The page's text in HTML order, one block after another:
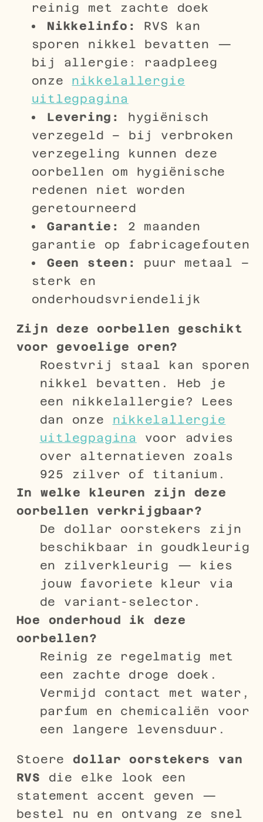
reinig met zachte doek
Nikkelinfo:
RVS kan
sporen nikkel bevatten —
bij allergie: raadpleeg
onze nikkelallergie
uitlegpagina
Levering:
hygiënisch
verzegeld – bij verbroken
verzegeling kunnen deze
oorbellen om hygiënische
redenen niet worden
geretourneerd
Garantie:
2 maanden
garantie op fabricagefouten
Geen steen:
puur metaal –
sterk en
onderhoudsvriendelijk
Zijn deze oorbellen geschikt
voor gevoelige oren?
Roestvrij staal kan sporen
nikkel bevatten. Heb je
een nikkelallergie? Lees
dan onze nikkelallergie
uitlegpagina
voor advies
over alternatieven zoals
925 zilver of titanium.
In welke kleuren zijn deze
oorbellen verkrijgbaar?
De dollar oorstekers zijn
beschikbaar in goudkleurig
en zilverkleurig — kies
jouw favoriete kleur via
de variant-selector.
Hoe onderhoud ik deze
oorbellen?
Reinig ze regelmatig met
een zachte droge doek.
Vermijd contact met water,
parfum en chemicaliën voor
een langere levensduur.
Stoere dollar oorstekers van
RVS die elke look een
statement accent geven —
bestel nu en ontvang ze snel